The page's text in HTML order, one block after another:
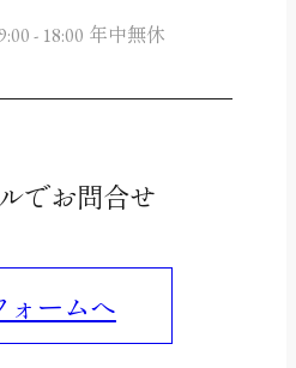
- 18:00 年中無休
でお問合せ
ォームへ